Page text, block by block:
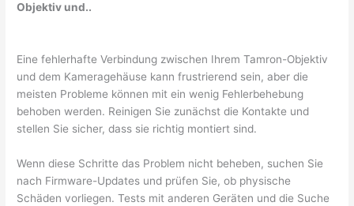
Objektiv und..
Eine fehlerhafte Verbindung zwischen Ihrem Tamron-Objektiv
und dem Kameragehäuse kann frustrierend sein, aber die
meisten Probleme können mit ein wenig Fehlerbehebung
behoben werden. Reinigen Sie zunächst die Kontakte und
stellen Sie sicher, dass sie richtig montiert sind.
Wenn diese Schritte das Problem nicht beheben, suchen Sie
nach Firmware-Updates und prüfen Sie, ob physische
Schäden vorliegen. Tests mit anderen Geräten und die Suche